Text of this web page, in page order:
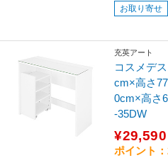
お取り寄せ
充英アート
コスメデ
cm×高さ
0cm×高さ
-35DW
¥29,590
ポイント